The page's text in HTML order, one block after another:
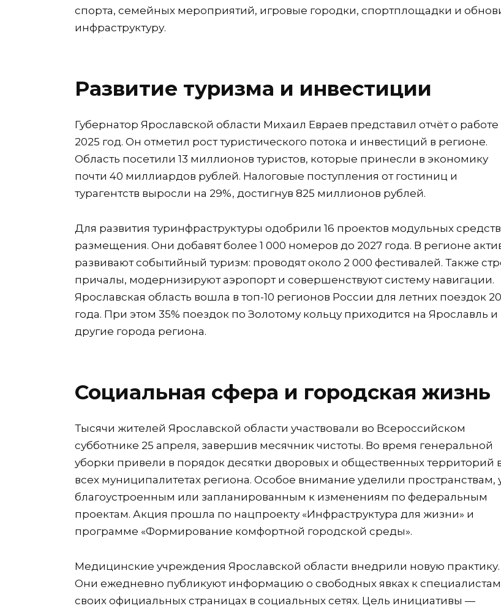
спорта, семейных мероприятий, игровые городки, спортплощадки и
инфраструктуру.
Развитие туризма и инвестиции
Губернатор Ярославской области Михаил Евраев представил отчёт о работе
2025 год. Он отметил рост туристического потока и инвестиций в регионе.
Область посетили 13 миллионов туристов, которые принесли в экономику
почти 40 миллиардов рублей. Налоговые поступления от гостиниц и
турагентств выросли на 29%, достигнув 825 миллионов рублей.
Для развития туринфраструктуры одобрили 16 проектов модульных средств
размещения. Они добавят более 1 000 номеров до 2027 года. В регионе
развивают событийный туризм: проводят около 2 000 фестивалей. Также
причалы, модернизируют аэропорт и совершенствуют систему навигации.
Ярославская область вошла в топ-10 регионов России для летних поездок
года. При этом 35% поездок по Золотому кольцу приходится на Ярославль и
другие города региона.
Социальная сфера и городская жизнь
Тысячи жителей Ярославской области участвовали во Всероссийском
субботнике 25 апреля, завершив месячник чистоты. Во время генеральной
уборки привели в порядок десятки дворовых и общественных территорий
всех муниципалитетах региона. Особое внимание уделили пространствам,
благоустроенным или запланированным к изменениям по федеральным
проектам. Акция прошла по нацпроекту «Инфраструктура для жизни» и
программе «Формирование комфортной городской среды».
Медицинские учреждения Ярославской области внедрили новую практику.
Они ежедневно публикуют информацию о свободных явках к
своих официальных страницах в социальных сетях. Цель инициативы —